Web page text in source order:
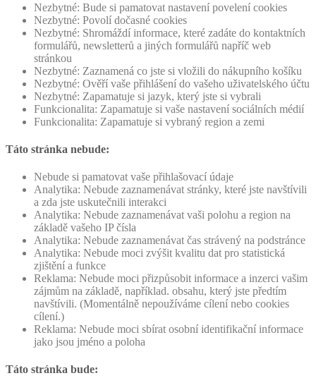
Nezbytné: Bude si pamatovat nastavení povelení cookies
Nezbytné: Povolí dočasné cookies
Nezbytné: Shromáždí informace, které zadáte do kontaktních
formulářů, newsletterů a jiných formulářů napříč web
stránkou
Nezbytné: Zaznamená co jste si vložili do nákupního košíku
Nezbytné: Ověří vaše přihlášení do vašeho uživatelského účtu
Nezbytné: Zapamatuje si jazyk, který jste si vybrali
Funkcionalita: Zapamatuje si vaše nastavení sociálních médií
Funkcionalita: Zapamatuje si vybraný region a zemi
Táto stránka nebude:
Nebude si pamatovat vaše přihlašovací údaje
Analytika: Nebude zaznamenávat stránky, které jste navštívili
a zda jste uskutečnili interakci
Analytika: Nebude zaznamenávat vaši polohu a region na
základě vašeho IP čísla
Analytika: Nebude zaznamenávat čas strávený na podstránce
Analytika: Nebude moci zvýšit kvalitu dat pro statistická
zjištění a funkce
Reklama: Nebude moci přizpůsobit informace a inzerci vašim
zájmům na základě, například. obsahu, který jste předtím
navštívili. (Momentálně nepoužíváme cílení nebo cookies
cílení.)
Reklama: Nebude moci sbírat osobní identifikační informace
jako jsou jméno a poloha
Táto stránka bude: